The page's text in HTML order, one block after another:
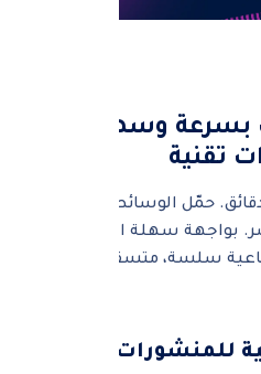
وسهولة
تقنية
حمّل الوسائط، اكتب
بواجهة سهلة الاستخدام،
سلسة، متسقة، وفعالة.
للمنشورات